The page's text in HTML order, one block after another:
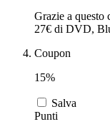
Grazie a questo
27€ di DVD,
Coupon
15%
Salva
Punti